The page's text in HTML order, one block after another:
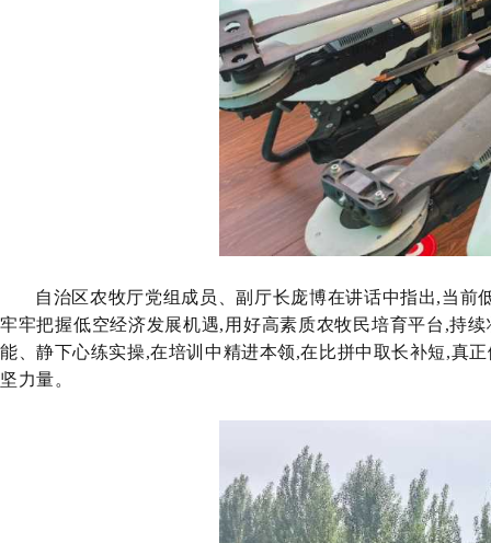
自治区农牧厅党组成员、副厅长庞博在讲话中指出,当
牢牢把握低空经济发展机遇,用好高素质农牧民培育平台,持
能、静下心练实操,在培训中精进本领,在比拼中取长补短,真
坚力量。